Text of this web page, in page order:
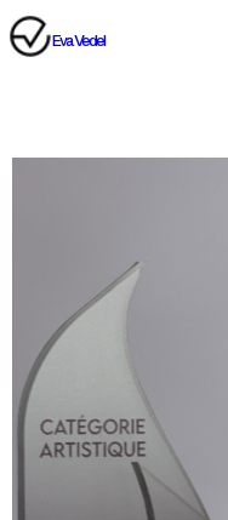
Eva Vedel